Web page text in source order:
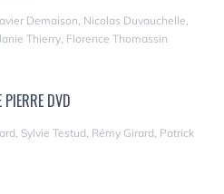
Demaison, Nicolas Duvauchelle,
Thierry, Florence Thomassin
PIERRE DVD
Sylvie Testud, Rémy Girard, Patrick